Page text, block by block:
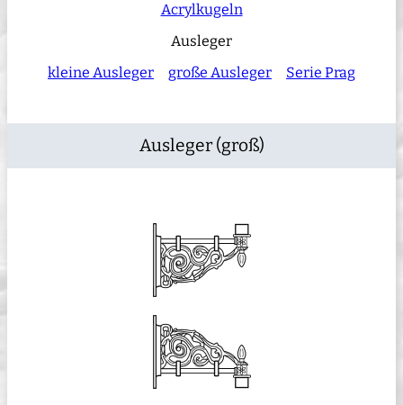
Acrylkugeln
Ausleger
kleine Ausleger
große Ausleger Serie Prag
Ausleger (groß)